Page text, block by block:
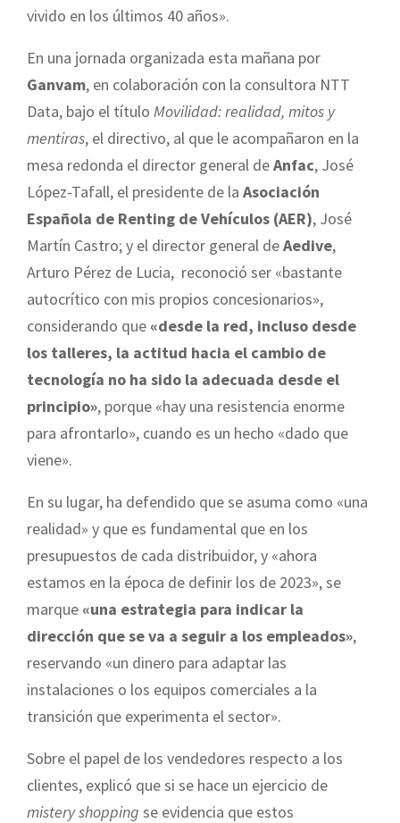
vivido en los últimos 40 años».
En una jornada organizada esta mañana por
Ganvam, en colaboración con la consultora NTT
Data, bajo el título Movilidad: realidad, mitos y
mentiras, el directivo, al que le acompañaron en la
mesa redonda el director general deAnfac, José
López-Tafall, el presidente de la Asociación
Española de Renting de Vehículos (AER), José
Martín Castro; y el director general deAedive,
Arturo Pérez de Lucia, reconoció ser «bastante
autocrítico con mis propios concesionarios»,
considerando que «desde la red, incluso desde
los talleres, la actitud hacia el cambio de
tecnología no ha sido la adecuada desde el
principio», porque «hay una resistencia enorme
para afrontarlo», cuando es un hecho «dado que
viene».
En su lugar, ha defendido que se asuma como «una
realidad» y que es fundamental que en los
presupuestos de cada distribuidor, y «ahora
estamos en la época de definir los de 2023», se
marque «una estrategia para indicar la
dirección que se va a seguir a los empleados»,
reservando «un dinero para adaptar las
instalaciones o los equipos comerciales a la
transición que experimenta el sector».
Sobre el papel de los vendedores respecto a los
clientes, explicó que si se hace un ejercicio de
mistery shopping se evidencia que estos